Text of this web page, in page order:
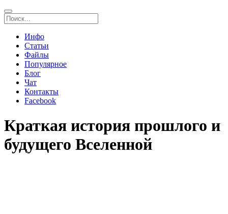
Инфо
Статьи
Файлы
Популярное
Блог
Чат
Контакты
Facebook
Краткая история прошлого и
будущего Вселенной